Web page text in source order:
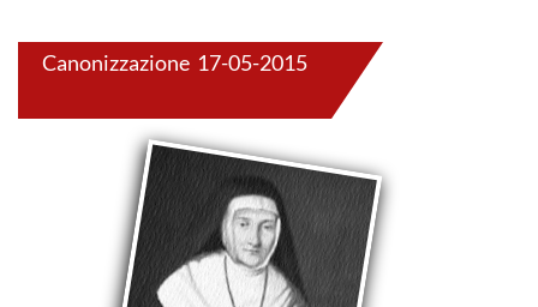
Canonizzazione 17-05-2015